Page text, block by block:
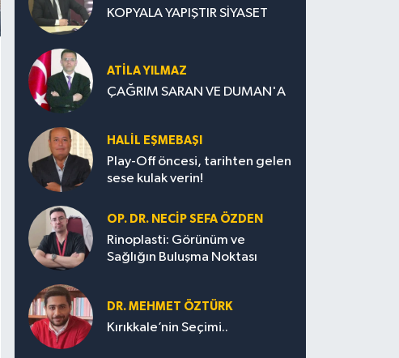
KOPYALA YAPIŞTIR SİYASET
ATILA YILMAZ
ÇAĞRIM SARAN VE DUMAN'A
HALIL EŞMEBAŞI
Play-Off öncesi, tarihten gelen
sese kulak verin!
OP. DR. NECIP SEFA ÖZDEN
Rinoplasti: Görünüm ve
Sağlığın Buluşma Noktası
DR. MEHMET ÖZTÜRK
Kırıkkale’nin Seçimi..